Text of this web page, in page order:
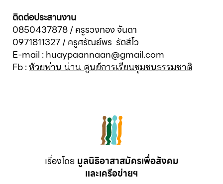
ติดต่อประสานงาน
0850437878 / ครูรวงทอง จันดา
0971811327 / ครูศรัณย์พร รัตสีโว
E-mail : huaypaannaan@gmail.com
Fb : ห้วยพ่าน น่าน ศูนย์การเรียนชุมชนธรรมชาติ
เรื่องโดย มูลนิธิอาสาสมัครเพื่อสังคม
และเครือข่ายฯ